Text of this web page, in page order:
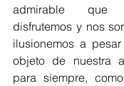
admirable que
disfrutemos y nos
ilusionemos a
objeto de nuestra
para siempre,